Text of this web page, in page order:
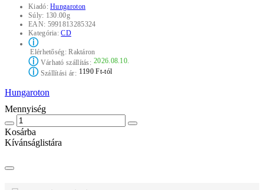
Kiadó:Hungaroton
Súly: 130.00g
EAN: 5991813285324
Kategória:CD
ⓘ
Elérhetőség:Raktáron
ⓘVárható szállítás: 2026.08.10.
ⓘSzállítási ár: 1190 Ft-tól
Hungaroton
Mennyiség
Kosárba
Kívánságlistára